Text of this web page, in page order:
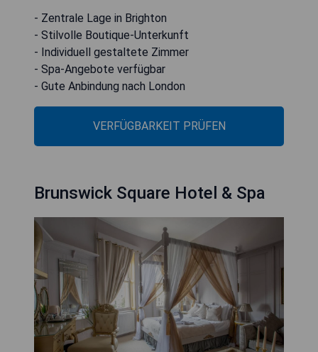
- Zentrale Lage in Brighton
- Stilvolle Boutique-Unterkunft
- Individuell gestaltete Zimmer
- Spa-Angebote verfügbar
- Gute Anbindung nach London
VERFÜGBARKEIT PRÜFEN
Brunswick Square Hotel & Spa